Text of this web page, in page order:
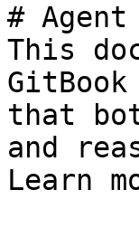
#
This
that
and
Learn